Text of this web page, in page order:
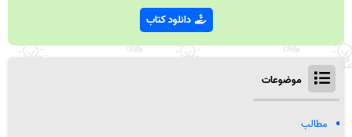
دانلود کتاب
موضوعات
مطالب